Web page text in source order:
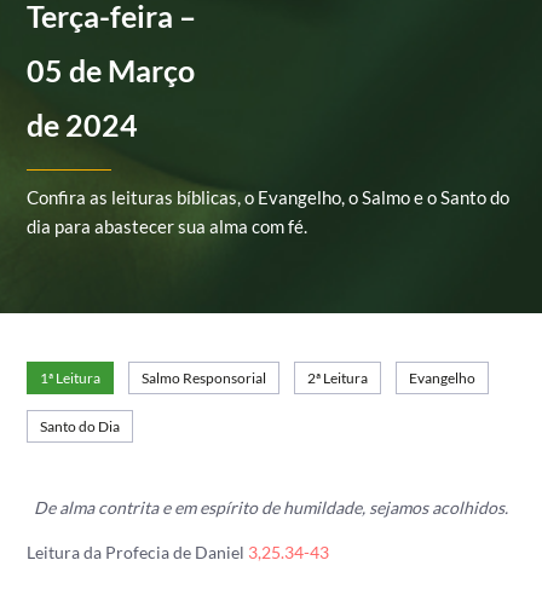
Terça-feira –
05 de Março
de 2024
Confira as leituras bíblicas, o Evangelho, o Salmo e o Santo do
dia para abastecer sua alma com fé.
1ª Leitura Salmo Responsorial 2ª Leitura Evangelho
Santo do Dia
De alma contrita e em espírito de humildade, sejamos acolhidos.
Leitura da Profecia de Daniel 3,25.34-43